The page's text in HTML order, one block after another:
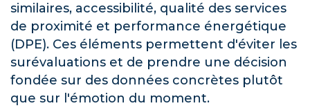
similaires, accessibilité, qualité des services
de proximité et performance énergétique
(DPE). Ces éléments permettent d'éviter les
surévaluations et de prendre une décision
fondée sur des données concrètes plutôt
que sur l'émotion du moment.